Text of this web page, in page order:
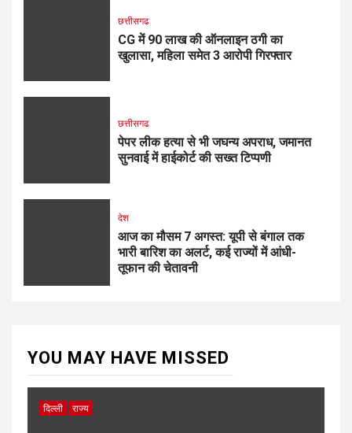
छत्तीसगढ
CG में 90 लाख की ऑनलाइन ठगी का
खुलासा, महिला समेत 3 आरोपी गिरफ्तार
छत्तीसगढ
पेपर लीक हत्या से भी जघन्य अपराध, जमानत
सुनवाई में हाईकोर्ट की सख्त टिप्पणी
देश
आज का मौसम 7 अगस्त: यूपी से बंगाल तक
भारी बारिश का अलर्ट, कई राज्यों में आंधी-
तूफान की चेतावनी
YOU MAY HAVE MISSED
दिल्ली राज्य